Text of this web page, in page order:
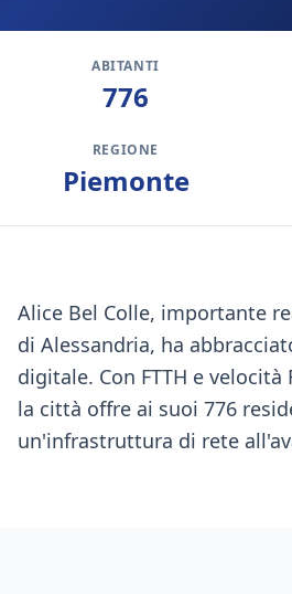
ABITANTI
776
REGIONE
Piemonte
Alice Bel Colle, importante
di Alessandria, ha
digitale. Con FTTH e velocità
la città offre ai suoi 776
un'infrastruttura di rete